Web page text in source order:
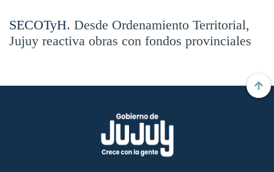
SECOTyH. Desde Ordenamiento Territorial,
Jujuy reactiva obras con fondos provinciales